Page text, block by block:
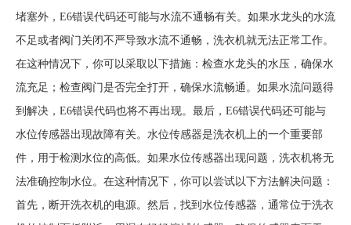
堵塞外，E6错误代码还可能与水流不通畅有关。如果水龙头的水流
不足或者阀门关闭不严导致水流不通畅，洗衣机就无法正常工作。
在这种情况下，你可以采取以下措施：检查水龙头的水压，确保水
流充足；检查阀门是否完全打开，确保水流畅通。如果水流问题得
到解决，E6错误代码也将不再出现。最后，E6错误代码还可能与
水位传感器出现故障有关。水位传感器是洗衣机上的一个重要部
件，用于检测水位的高低。如果水位传感器出现问题，洗衣机将无
法准确控制水位。在这种情况下，你可以尝试以下方法解决问题：
首先，断开洗衣机的电源。然后，找到水位传感器，通常位于洗衣